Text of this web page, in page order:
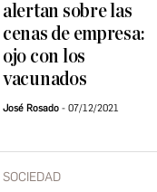
alertan sobre las
cenas de empresa:
ojo con los
vacunados
José Rosado 07/12/2021
SOCIEDAD